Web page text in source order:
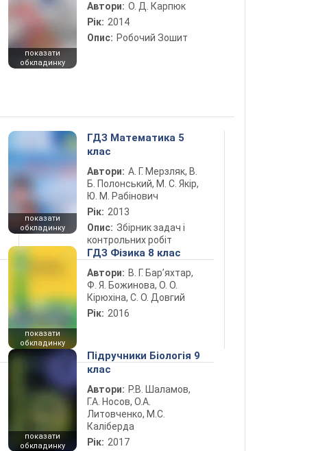
показати
обкладинку
Автори: О. Д. Карпюк
Рік: 2014
Опис: Робочий Зошит
показати
обкладинку
ГДЗ Математика 5
клас
Автори: А. Г. Мерзляк, В.
Б. Полонський, М. С. Якір,
Ю. М. Рабінович
Рік: 2013
Опис: Збірник задач і
контрольних робіт
показати
обкладинку
ГДЗ Фізика 8 клас
Автори: В. Г. Бар’яхтар,
Ф. Я. Божинова, О. О.
Кірюхіна, С. О. Довгий
Рік: 2016
показати
обкладинку
Підручники Біологія 9
клас
Автори: Р.В. Шаламов,
Г.А. Носов, О.А.
Литовченко, М.С.
Каліберда
Рік: 2017